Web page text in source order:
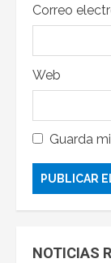
Correo
Web
Guarda
NOTICIAS